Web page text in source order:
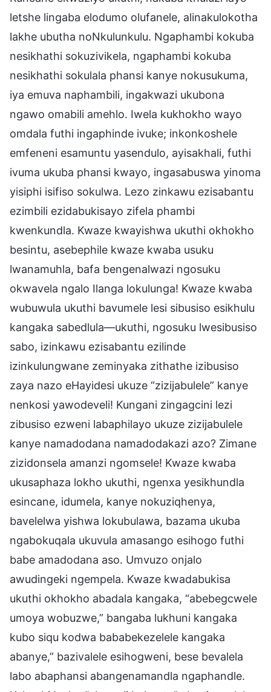
letshe lingaba elodumo olufanele, alinakulokotha
lakhe ubutha noNkulunkulu. Ngaphambi kokuba
nesikhathi sokuzivikela, ngaphambi kokuba
nesikhathi sokulala phansi kanye nokusukuma,
iya emuva naphambili, ingakwazi ukubona
ngawo omabili amehlo. Iwela kukhokho wayo
omdala futhi ingaphinde ivuke; inkonkoshele
emfeneni esamuntu yasendulo, ayisakhali, futhi
ivuma ukuba phansi kwayo, ingasabuswa yinoma
yisiphi isifiso sokulwa. Lezo zinkawu ezisabantu
ezimbili ezidabukisayo zifela phambi
kwenkundla. Kwaze kwayishwa ukuthi okhokho
besintu, asebephile kwaze kwaba usuku
lwanamuhla, bafa bengenalwazi ngosuku
okwavela ngalo Ilanga lokulunga! Kwaze kwaba
wubuwula ukuthi bavumele lesi sibusiso esikhulu
kangaka sabedlula—ukuthi, ngosuku lwesibusiso
sabo, izinkawu ezisabantu ezilinde
izinkulungwane zeminyaka zithathe izibusiso
zaya nazo eHayidesi ukuze “zizijabulele” kanye
nenkosi yawodeveli! Kungani zingagcini lezi
zibusiso ezweni labaphilayo ukuze zizijabulele
kanye namadodana namadodakazi azo? Zimane
zizidonsela amanzi ngomsele! Kwaze kwaba
ukusaphaza lokho ukuthi, ngenxa yesikhundla
esincane, idumela, kanye nokuziqhenya,
bavelelwa yishwa lokubulawa, bazama ukuba
ngabokuqala ukuvula amasango esihogo futhi
babe amadodana aso. Umvuzo onjalo
awudingeki ngempela. Kwaze kwadabukisa
ukuthi okhokho abadala kangaka, “abebegcwele
umoya wobuzwe,” bangaba lukhuni kangaka
kubo siqu kodwa bababekezelele kangaka
abanye,” bazivalele esihogweni, bese bevalela
labo abaphansi abangenamandla ngaphandle.